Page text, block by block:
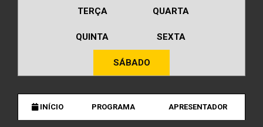
TERÇA QUARTA
QUINTA SEXTA
SÁBADO
INÍCIO PROGRAMA APRESENTADOR